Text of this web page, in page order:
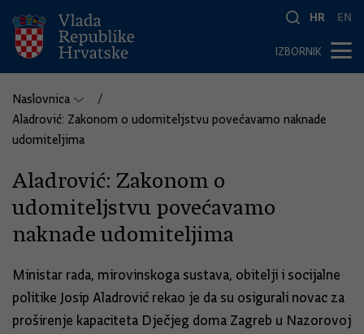
HR EN
IZBORNIK
Naslovnica
Aladrović: Zakonom o udomiteljstvu povećavamo naknade
udomiteljima
Aladrović: Zakonom o
udomiteljstvu povećavamo
naknade udomiteljima
Ministar rada, mirovinskoga sustava, obitelji i socijalne
politike Josip Aladrović rekao je da su osigurali novac za
proširenje kapaciteta Dječjeg doma Zagreb u Nazorovoj